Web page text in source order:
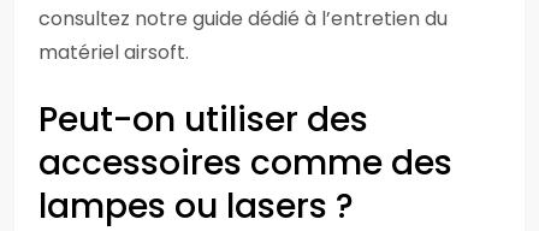
consultez notre guide dédié à l’entretien du
matériel airsoft.
Peut-on utiliser des
accessoires comme des
lampes ou lasers ?